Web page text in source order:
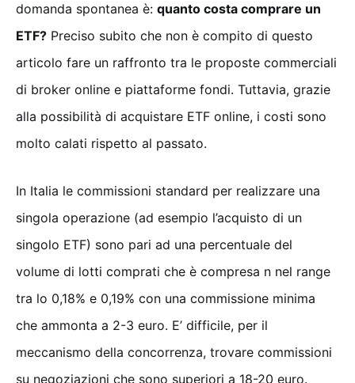
domanda spontanea è: quanto costa comprare un
ETF? Preciso subito che non è compito di questo
articolo fare un raffronto tra le proposte commerciali
di broker online e piattaforme fondi. Tuttavia, grazie
alla possibilità di acquistare ETF online, i costi sono
molto calati rispetto al passato.
In Italia le commissioni standard per realizzare una
singola operazione (ad esempio l’acquisto di un
singolo ETF) sono pari ad una percentuale del
volume di lotti comprati che è compresa n nel range
tra lo 0,18% e 0,19% con una commissione minima
che ammonta a 2-3 euro. E’ difficile, per il
meccanismo della concorrenza, trovare commissioni
su negoziazioni che sono superiori a 18-20 euro.